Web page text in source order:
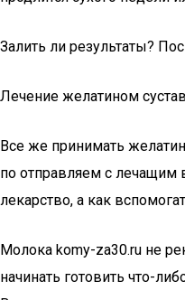
Залить ли результаты?
Лечение желатином
Все же принимать
по отправляем с лечащим
лекарство, а как
Молока komy-za30.ru не
начинать готовить что-